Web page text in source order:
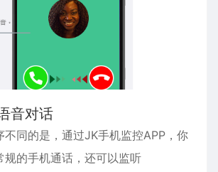
音对话
不同的是，通过JK手机监控APP，你
规的手机通话，还可以监听